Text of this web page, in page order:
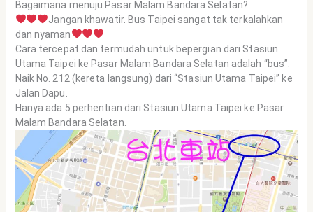
Bagaimana menuju Pasar Malam Bandara Selatan?
Jangan khawatir. Bus Taipei sangat tak terkalahkan
dan nyaman
Cara tercepat dan termudah untuk bepergian dari Stasiun
Utama Taipei ke Pasar Malam Bandara Selatan adalah “bus”.
Naik No. 212 (kereta langsung) dari “Stasiun Utama Taipei” ke
Jalan Dapu.
Hanya ada 5 perhentian dari Stasiun Utama Taipei ke Pasar
Malam Bandara Selatan.